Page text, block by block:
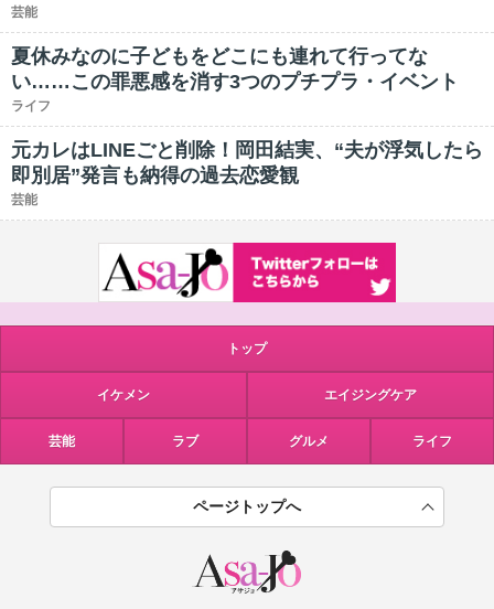
芸能
夏休みなのに子どもをどこにも連れて行ってな
い……この罪悪感を消す3つのプチプラ・イベント
ライフ
元カレはLINEごと削除！岡田結実、“夫が浮気したら
即別居”発言も納得の過去恋愛観
芸能
トップ
イケメン エイジングケア
芸能 ラブ グルメ ライフ
ページトップへ